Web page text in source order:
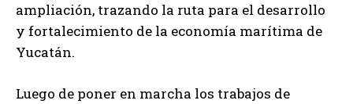
ampliación, trazando la ruta para el desarrollo
y fortalecimiento de la economía marítima de
Yucatán.
Luego de poner en marcha los trabajos de